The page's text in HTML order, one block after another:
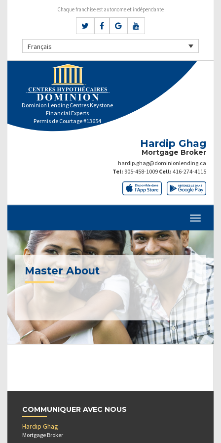
Chaque franchise est autonome et indépendante
Français
Dominion Lending Centres Keystone
Financial Experts
Permis de Courtage #13654
Hardip Ghag
Mortgage Broker
hardip.ghag@dominionlending.ca
Tel: 905-458-1009 Cell: 416-274-4115
Master About
COMMUNIQUER AVEC NOUS
Hardip Ghag
Mortgage Broker